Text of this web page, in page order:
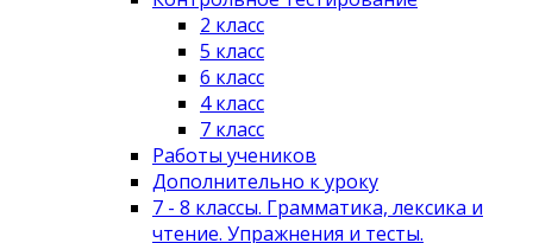
2 класс
5 класс
6 класс
4 класс
7 класс
Работы учеников
Дополнительно к уроку
7 - 8 классы. Грамматика, лексика и
чтение. Упражнения и тесты.